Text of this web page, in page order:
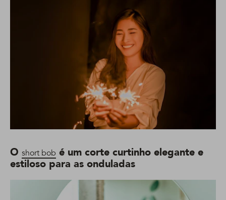
O short bob é um corte curtinho elegante e
estiloso para as onduladas